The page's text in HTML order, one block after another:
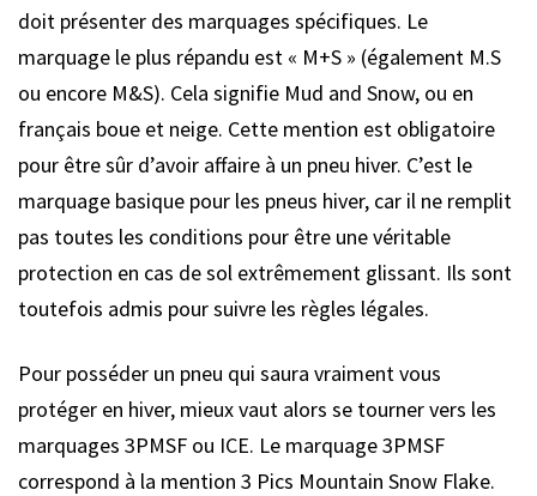
doit présenter des marquages spécifiques. Le
marquage le plus répandu est « M+S » (également M.S
ou encore M&S). Cela signifie Mud and Snow, ou en
français boue et neige. Cette mention est obligatoire
pour être sûr d’avoir affaire à un pneu hiver. C’est le
marquage basique pour les pneus hiver, car il ne remplit
pas toutes les conditions pour être une véritable
protection en cas de sol extrêmement glissant. Ils sont
toutefois admis pour suivre les règles légales.
Pour posséder un pneu qui saura vraiment vous
protéger en hiver, mieux vaut alors se tourner vers les
marquages 3PMSF ou ICE. Le marquage 3PMSF
correspond à la mention 3 Pics Mountain Snow Flake.